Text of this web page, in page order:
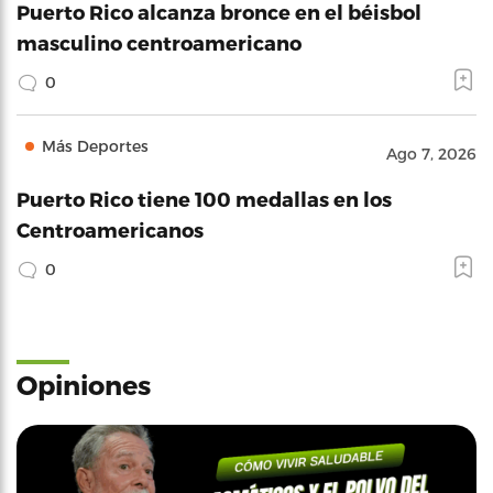
Puerto Rico alcanza bronce en el béisbol
masculino centroamericano
0
Más Deportes Ago 7, 2026
Puerto Rico tiene 100 medallas en los
Centroamericanos
0
Opiniones